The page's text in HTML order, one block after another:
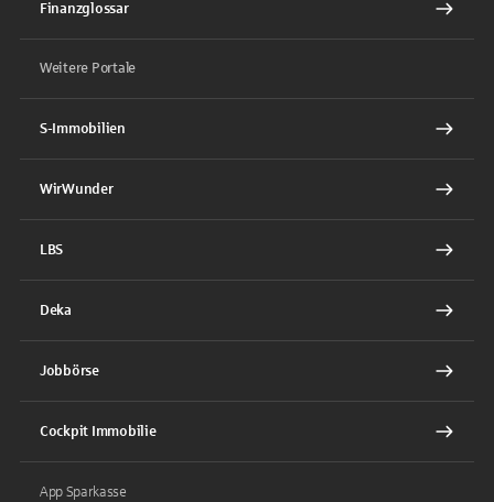
Finanzglossar
Weitere Portale
S-Immobilien
WirWunder
LBS
Deka
Jobbörse
Cockpit Immobilie
App Sparkasse